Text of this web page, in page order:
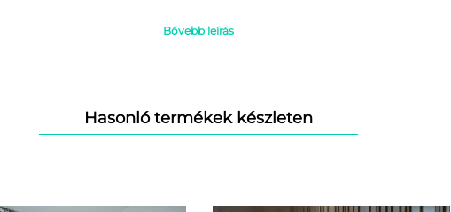
Bővebb leírás
Hasonló termékek készleten